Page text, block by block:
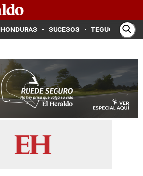
HONDURAS SUCESOS TEGUCIGALPA